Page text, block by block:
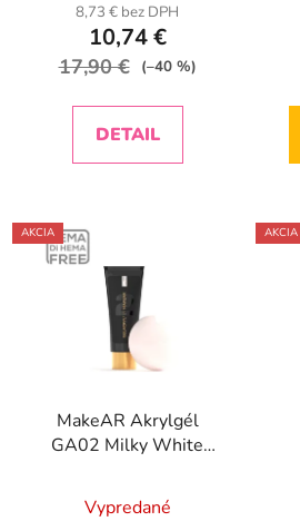
8,73 € bez DPH
10,74 €
17,90 € (–40 %)
DETAIL
AKCIA
MakeAR Akrylgél
GA02 Milky White
Vypredané
AKCIA